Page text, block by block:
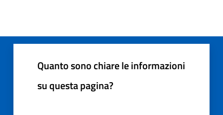
Quanto sono chiare le informazioni
su questa pagina?